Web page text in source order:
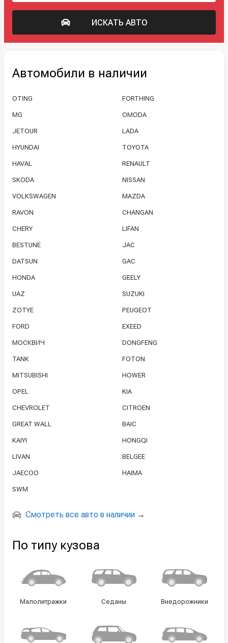
ИСКАТЬ АВТО
Автомобили в наличии
OTING FORTHING
MG OMODA
JETOUR LADA
HYUNDAI TOYOTA
HAVAL RENAULT
SKODA NISSAN
VOLKSWAGEN MAZDA
RAVON CHANGAN
CHERY LIFAN
BESTUNE JAC
DATSUN GAC
HONDA GEELY
UAZ SUZUKI
ZOTYE PEUGEOT
FORD EXEED
МОСКВИЧ DONGFENG
TANK FOTON
MITSUBISHI HOWER
OPEL KIA
CHEVROLET CITROEN
GREAT WALL BAIC
KAIYI HONGQI
LIVAN BELGEE
JAECOO HAIMA
SWM
Смотреть все авто в наличии →
По типу кузова
Малолитражки Седаны Внедорожники